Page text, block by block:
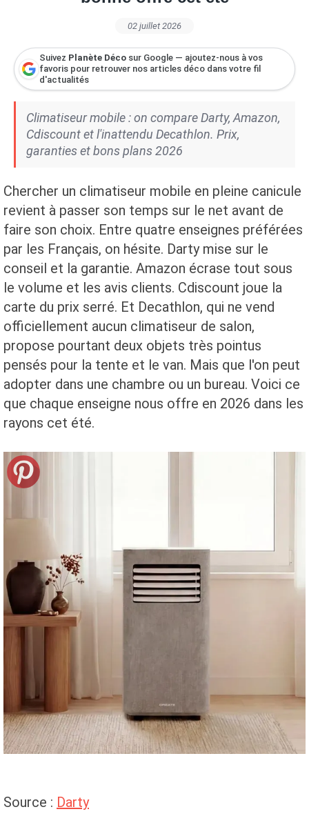
02 juillet 2026
Suivez Planète Déco sur Google — ajoutez-nous à vos
favoris pour retrouver nos articles déco dans votre fil
d'actualités
Climatiseur mobile : on compare Darty, Amazon,
Cdiscount et l'inattendu Decathlon. Prix,
garanties et bons plans 2026
Chercher un climatiseur mobile en pleine canicule
revient à passer son temps sur le net avant de
faire son choix. Entre quatre enseignes préférées
par les Français, on hésite. Darty mise sur le
conseil et la garantie. Amazon écrase tout sous
le volume et les avis clients. Cdiscount joue la
carte du prix serré. Et Decathlon, qui ne vend
officiellement aucun climatiseur de salon,
propose pourtant deux objets très pointus
pensés pour la tente et le van. Mais que l'on peut
adopter dans une chambre ou un bureau. Voici ce
que chaque enseigne nous offre en 2026 dans les
rayons cet été.
Source : Darty